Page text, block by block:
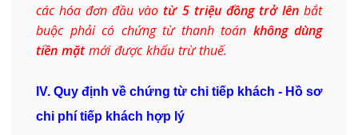
các hóa đơn đầu vàotừ 5 triệu đồng trở lênbắt
buộc phải có chứng từ thanh toán không dùng
tiền mặtmới được khấu trừ thuế.
IV. Quy định về chứng từ chi tiếp khách - Hồ sơ
chi phí tiếp khách hợp lý